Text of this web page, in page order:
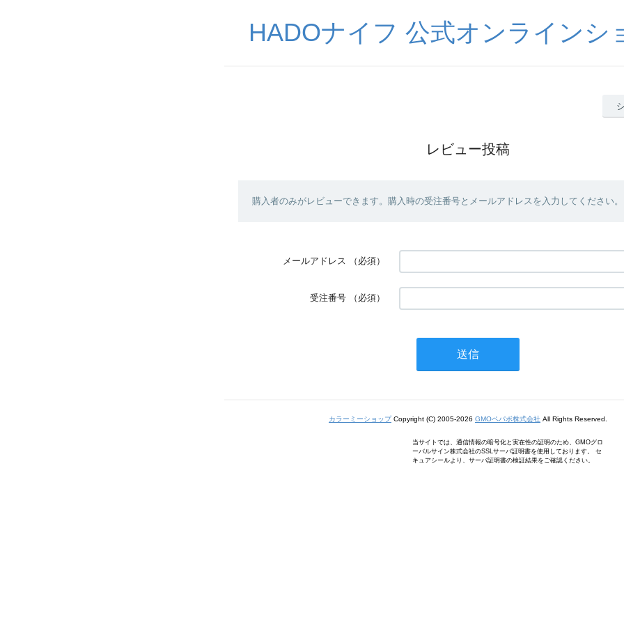
HADOナイフ 公式オンラインシ
レビュー投稿
購入者のみがレビューできます。購入時の受注番号とメールアドレスを入力してください。
メールアドレス （必須）
受注番号 （必須）
カラーミーショップCopyright (C) 2005-2026 GMOペパボ株式会社 All Rights Reserved.
当サイトでは、通信情報の暗号化と実在性の証明のため、GMOグロ
ーバルサイン株式会社のSSLサーバ証明書を使用しております。 セ
キュアシールより、サーバ証明書の検証結果をご確認ください。